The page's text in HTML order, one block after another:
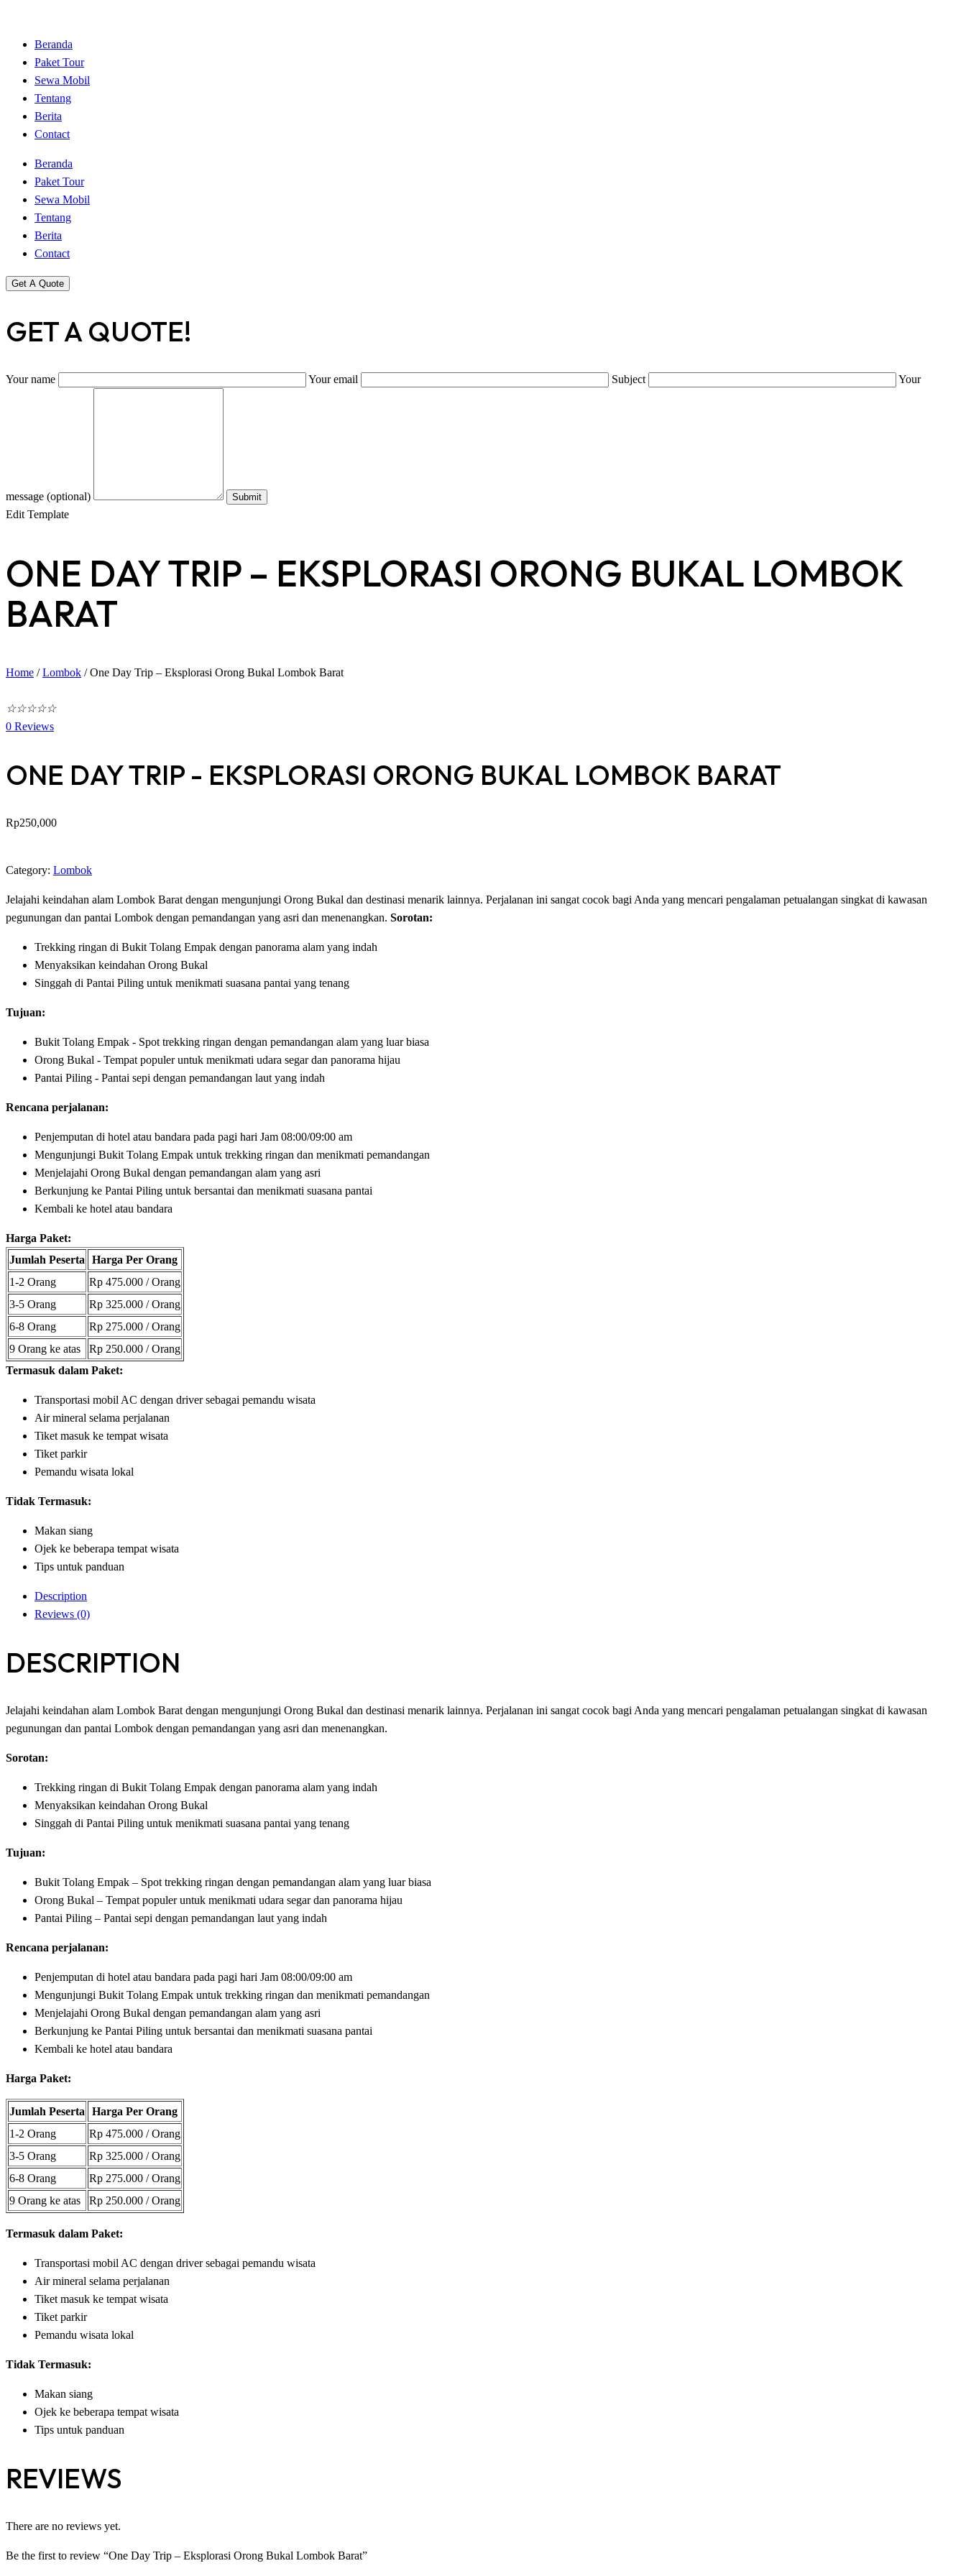
Beranda
Paket Tour
Sewa Mobil
Tentang
Berita
Contact
Beranda
Paket Tour
Sewa Mobil
Tentang
Berita
Contact
Get A Quote
GET A QUOTE!
Your name Your email Subject Your
message (optional)
Edit Template
ONE DAY TRIP – EKSPLORASI ORONG BUKAL LOMBOK
BARAT
Home /Lombok /One Day Trip – Eksplorasi Orong Bukal Lombok Barat
☆☆☆☆☆
0 Reviews
ONE DAY TRIP - EKSPLORASI ORONG BUKAL LOMBOK BARAT
Rp250,000
Category: Lombok
Jelajahi keindahan alam Lombok Barat dengan mengunjungi Orong Bukal dan destinasi menarik lainnya. Perjalanan ini sangat cocok bagi Anda yang mencari pengalaman petualangan singkat di kawasan
pegunungan dan pantai Lombok dengan pemandangan yang asri dan menenangkan. Sorotan:
Trekking ringan di Bukit Tolang Empak dengan panorama alam yang indah
Menyaksikan keindahan Orong Bukal
Singgah di Pantai Piling untuk menikmati suasana pantai yang tenang
Tujuan:
Bukit Tolang Empak - Spot trekking ringan dengan pemandangan alam yang luar biasa
Orong Bukal - Tempat populer untuk menikmati udara segar dan panorama hijau
Pantai Piling - Pantai sepi dengan pemandangan laut yang indah
Rencana perjalanan:
Penjemputan di hotel atau bandara pada pagi hari Jam 08:00/09:00 am
Mengunjungi Bukit Tolang Empak untuk trekking ringan dan menikmati pemandangan
Menjelajahi Orong Bukal dengan pemandangan alam yang asri
Berkunjung ke Pantai Piling untuk bersantai dan menikmati suasana pantai
Kembali ke hotel atau bandara
Harga Paket:
Jumlah Peserta
Harga Per Orang
1-2 Orang
Rp 475.000 / Orang
3-5 Orang
Rp 325.000 / Orang
6-8 Orang
Rp 275.000 / Orang
9 Orang ke atas
Rp 250.000 / Orang
Termasuk dalam Paket:
Transportasi mobil AC dengan driver sebagai pemandu wisata
Air mineral selama perjalanan
Tiket masuk ke tempat wisata
Tiket parkir
Pemandu wisata lokal
Tidak Termasuk:
Makan siang
Ojek ke beberapa tempat wisata
Tips untuk panduan
Description
Reviews (0)
DESCRIPTION
Jelajahi keindahan alam Lombok Barat dengan mengunjungi Orong Bukal dan destinasi menarik lainnya. Perjalanan ini sangat cocok bagi Anda yang mencari pengalaman petualangan singkat di kawasan
pegunungan dan pantai Lombok dengan pemandangan yang asri dan menenangkan.
Sorotan:
Trekking ringan di Bukit Tolang Empak dengan panorama alam yang indah
Menyaksikan keindahan Orong Bukal
Singgah di Pantai Piling untuk menikmati suasana pantai yang tenang
Tujuan:
Bukit Tolang Empak – Spot trekking ringan dengan pemandangan alam yang luar biasa
Orong Bukal – Tempat populer untuk menikmati udara segar dan panorama hijau
Pantai Piling – Pantai sepi dengan pemandangan laut yang indah
Rencana perjalanan:
Penjemputan di hotel atau bandara pada pagi hari Jam 08:00/09:00 am
Mengunjungi Bukit Tolang Empak untuk trekking ringan dan menikmati pemandangan
Menjelajahi Orong Bukal dengan pemandangan alam yang asri
Berkunjung ke Pantai Piling untuk bersantai dan menikmati suasana pantai
Kembali ke hotel atau bandara
Harga Paket:
Jumlah Peserta
Harga Per Orang
1-2 Orang
Rp 475.000 / Orang
3-5 Orang
Rp 325.000 / Orang
6-8 Orang
Rp 275.000 / Orang
9 Orang ke atas
Rp 250.000 / Orang
Termasuk dalam Paket:
Transportasi mobil AC dengan driver sebagai pemandu wisata
Air mineral selama perjalanan
Tiket masuk ke tempat wisata
Tiket parkir
Pemandu wisata lokal
Tidak Termasuk:
Makan siang
Ojek ke beberapa tempat wisata
Tips untuk panduan
REVIEWS
There are no reviews yet.
Be the first to review “One Day Trip – Eksplorasi Orong Bukal Lombok Barat”